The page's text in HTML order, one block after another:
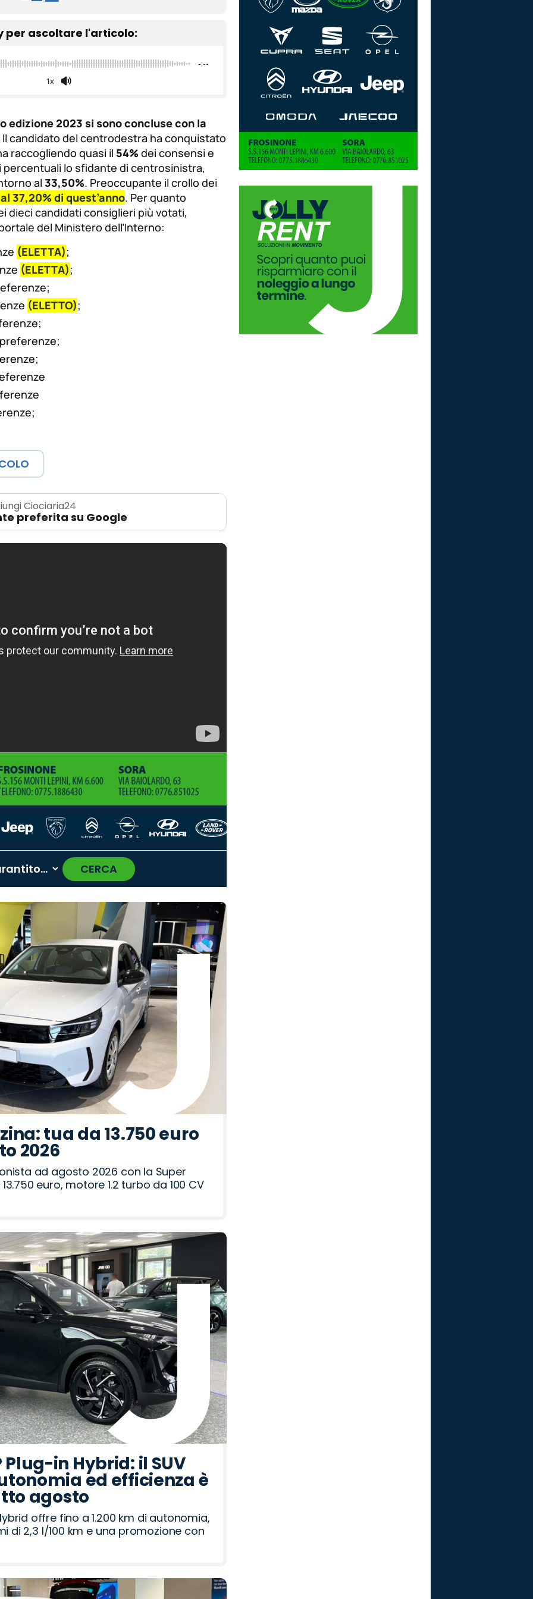
fuente.
de
fuente
tamaño
de
fuente.
per ascoltare l'articolo:
-:--
1x
edizione 2023 si sono concluse con la
Il candidato del centrodestra ha conquistato
raccogliendo quasi il 54% dei consensi e
lo sfidante di centrosinistra,
al 33,50%. Preoccupante il crollo dei
37,20% di quest’anno. Per quanto
dieci candidati consiglieri più votati,
del Ministero dell’Interno:
(ELETTA);
(ELETTA);
(ELETTO);
Ciociaria24
preferita su Google
CERCA
›
tua da 13.750 euro
2026
ad agosto 2026 con la Super
euro, motore 1.2 turbo da 100 CV
Plug-in Hybrid: il SUV
ed efficienza è
agosto
offre fino a 1.200 km di autonomia,
di 2,3 l/100 km e una promozione con